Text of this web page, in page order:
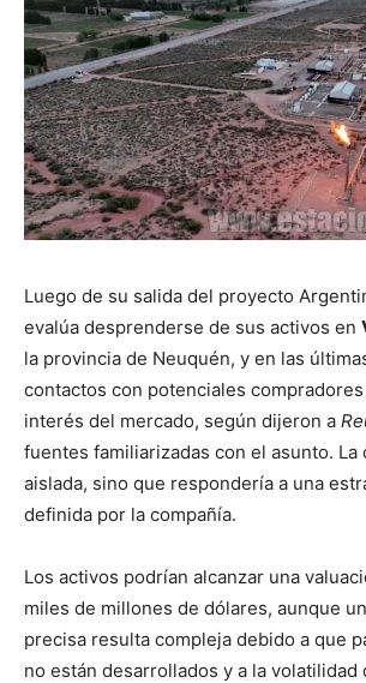
Luego de su salida del proyecto
evalúa desprenderse de sus activos en
la provincia de Neuquén, y en las
contactos con potenciales
interés del mercado, según dijeron a
fuentes familiarizadas con el asunto.
aislada, sino que respondería a una
definida por la compañía.
Los activos podrían alcanzar una
miles de millones de dólares, aunque
precisa resulta compleja debido a que
no están desarrollados y a la volatilidad